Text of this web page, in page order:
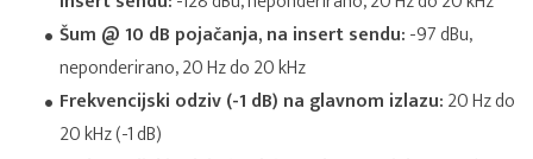
Šum @ 10 dB pojačanja, na insert sendu:-97 dBu,
neponderirano, 20 Hz do 20 kHz
Frekvencijski odziv (-1 dB) na glavnom izlazu:20 Hz do
20 kHz (-1 dB)